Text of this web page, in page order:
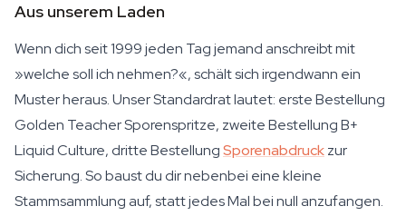
Aus unserem Laden
Wenn dich seit 1999 jeden Tag jemand anschreibt mit
»welche soll ich nehmen?«, schält sich irgendwann ein
Muster heraus. Unser Standardrat lautet: erste Bestellung
Golden Teacher Sporenspritze, zweite Bestellung B+
Liquid Culture, dritte BestellungSporenabdruckzur
Sicherung. So baust du dir nebenbei eine kleine
Stammsammlung auf, statt jedes Mal bei null anzufangen.